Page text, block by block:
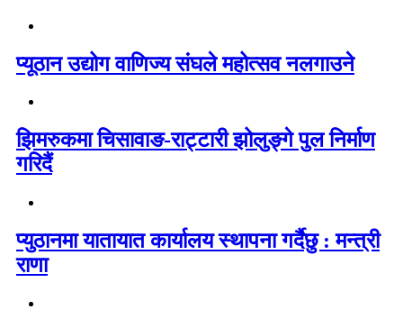
प्यूठान उद्योग वाणिज्य संघले महोत्सव नलगाउने
झिमरुकमा चिसावाङ-राट्टारी झोलुङ्गे पुल निर्माण
गरिदैं
प्युठानमा यातायात कार्यालय स्थापना गर्दैछु : मन्त्री
राणा